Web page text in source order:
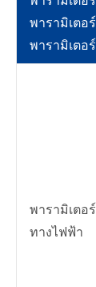
พารามิเตอร์
พารามิเตอร์
พารามิเตอร์
ทางไฟฟ้า